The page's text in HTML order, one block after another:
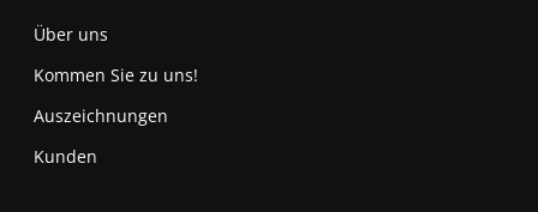
Über uns
Kommen Sie zu uns!
Auszeichnungen
Kunden